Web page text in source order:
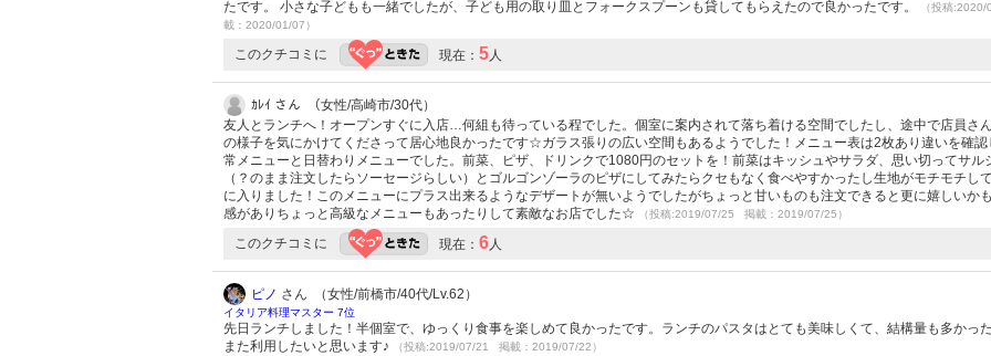
たです。 小さな子どもも一緒でしたが、子ども用の取り皿とフォークスプーンも貸してもらえたので良かったです。
（投稿
載：2020/01/07）
このクチコミに 現在： 5人
ｶﾚｲ さん （女性/高崎市/30代）
友人とランチへ！オープンすぐに入店…何組も待っている程でした。個室に案内されて落ち着ける空間でしたし、途中で店員さ
の様子を気にかけてくださって居心地良かったです☆ガラス張りの広い空間もあるようでした！メニュー表は2枚あり違いを確認
常メニューと日替わりメニューでした。前菜、ピザ、ドリンクで1080円のセットを！前菜はキッシュやサラダ、思い切ってサル
（？のまま注文したらソーセージらしい）とゴルゴンゾーラのピザにしてみたらクセもなく食べやすかったし生地がモチモチし
に入りました！このメニューにプラス出来るようなデザートが無いようでしたがちょっと甘いものも注文できると更に嬉しいか
感がありちょっと高級なメニューもあったりして素敵なお店でした☆
（投稿:2019/07/25 掲載：2019/07/25）
このクチコミに 現在： 6人
ピノ さん （女性/前橋市/40代/Lv.62）
イタリア料理マスター 7位
先日ランチしました！半個室で、ゆっくり食事を楽しめて良かったです。ランチのパスタはとても美味しくて、結構量も多かった
また利用したいと思います♪
（投稿:2019/07/21 掲載：2019/07/22）